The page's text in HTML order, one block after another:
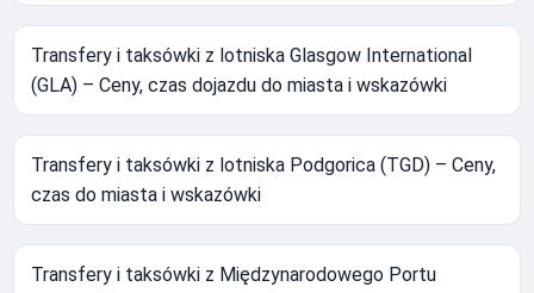
Transfery i taksówki z lotniska Glasgow International
(GLA) – Ceny, czas dojazdu do miasta i wskazówki
Transfery i taksówki z lotniska Podgorica (TGD) – Ceny,
czas do miasta i wskazówki
Transfery i taksówki z Międzynarodowego Portu